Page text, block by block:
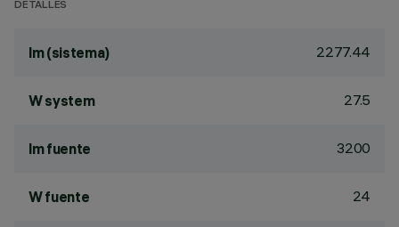
DETALLES
lm (sistema) 2277.44
W system 27.5
lm fuente 3200
W fuente 24